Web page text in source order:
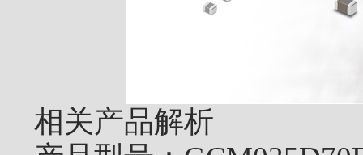
相关产品解析